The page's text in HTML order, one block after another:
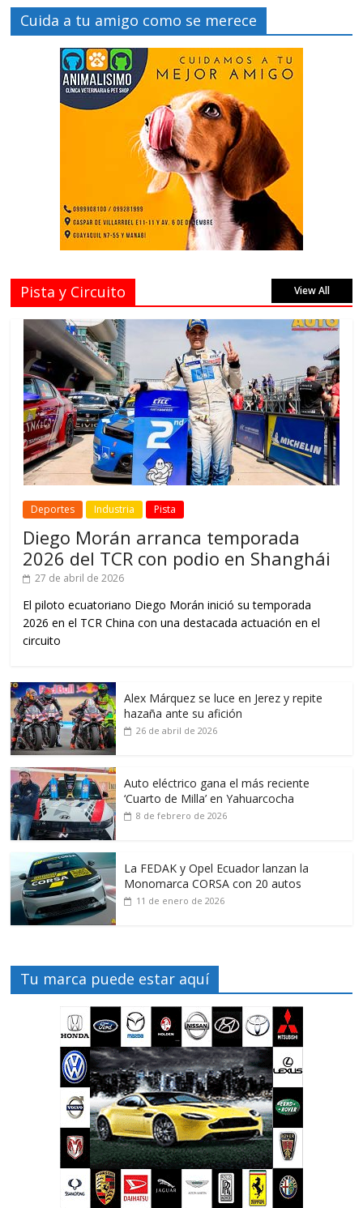
Cuida a tu amigo como se merece
Pista y Circuito View All
Deportes Industria Pista
Diego Morán arranca temporada
2026 del TCR con podio en Shanghái
27 de abril de 2026
El piloto ecuatoriano Diego Morán inició su temporada
2026 en el TCR China con una destacada actuación en el
circuito
Alex Márquez se luce en Jerez y repite
hazaña ante su afición
26 de abril de 2026
Auto eléctrico gana el más reciente
‘Cuarto de Milla’ en Yahuarcocha
8 de febrero de 2026
La FEDAK y Opel Ecuador lanzan la
Monomarca CORSA con 20 autos
11 de enero de 2026
Tu marca puede estar aquí